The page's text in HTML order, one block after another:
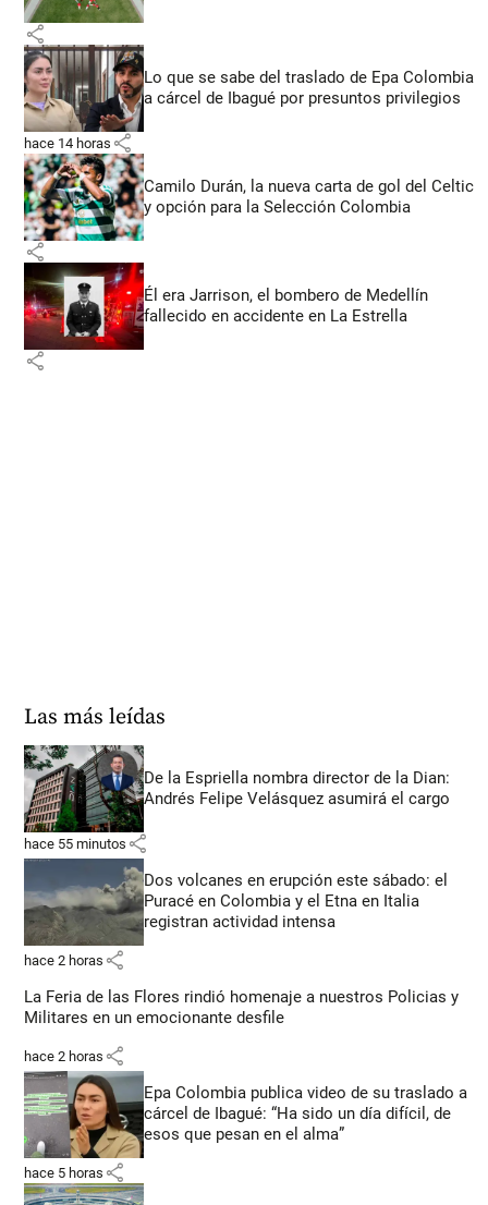
share
Lo que se sabe del traslado de Epa Colombia
a cárcel de Ibagué por presuntos privilegios
hace 14 horas share
Camilo Durán, la nueva carta de gol del Celtic
y opción para la Selección Colombia
share
Él era Jarrison, el bombero de Medellín
fallecido en accidente en La Estrella
share
Las más leídas
De la Espriella nombra director de la Dian:
Andrés Felipe Velásquez asumirá el cargo
hace 55 minutos share
Dos volcanes en erupción este sábado: el
Puracé en Colombia y el Etna en Italia
registran actividad intensa
hace 2 horas share
La Feria de las Flores rindió homenaje a nuestros Policias y
Militares en un emocionante desfile
hace 2 horas share
Epa Colombia publica video de su traslado a
cárcel de Ibagué: “Ha sido un día difícil, de
esos que pesan en el alma”
hace 5 horas share